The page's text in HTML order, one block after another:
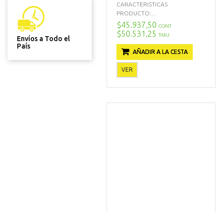
Envíos a Todo el
País
CARACTERISTICAS
PRODUCTO:...
$45.937,50 CONT
$50.531,25 TARJ
AÑADIR A LA CESTA
VER